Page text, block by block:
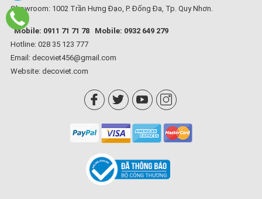
Showroom: 1002 Trần Hưng Đạo, P. Đống Đa, Tp. Quy Nhơn.
Mobile: 0911 71 71 78
Mobile: 0932 649 279
Hotline: 028 35 123 777
Email: decoviet456@gmail.com
Website: decoviet.com